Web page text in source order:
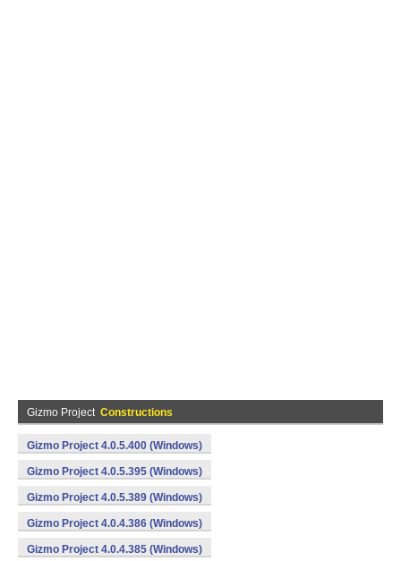
Gizmo Project Constructions
Gizmo Project 4.0.5.400 (Windows)
Gizmo Project 4.0.5.395 (Windows)
Gizmo Project 4.0.5.389 (Windows)
Gizmo Project 4.0.4.386 (Windows)
Gizmo Project 4.0.4.385 (Windows)